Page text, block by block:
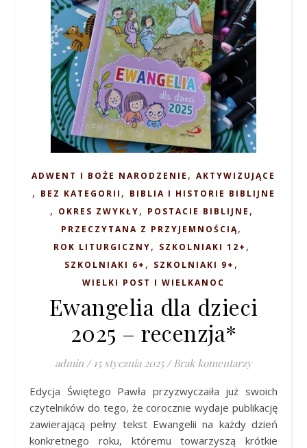
ADWENT I BOŻE NARODZENIE , AKTYWIZUJĄCE
, BEZ KATEGORII , BIBLIA I HISTORIE BIBLIJNE
, OKRES ZWYKŁY, POSTACIE BIBLIJNE ,
PRZECZYTANA Z PRZYJEMNOŚCIĄ,
ROK LITURGICZNY, SZKOLNIAKI 12+ ,
SZKOLNIAKI 6+ , SZKOLNIAKI 9+ ,
WIELKI POST I WIELKANOC
Ewangelia dla dzieci
2025 – recenzja*
admin / 15 stycznia 2025 / Brak komentarzy
Edycja Świętego Pawła przyzwyczaiła już swoich
czytelników do tego, że corocznie wydaje publikację
zawierającą pełny tekst Ewangelii na każdy dzień
konkretnego roku, któremu towarzyszą krótkie